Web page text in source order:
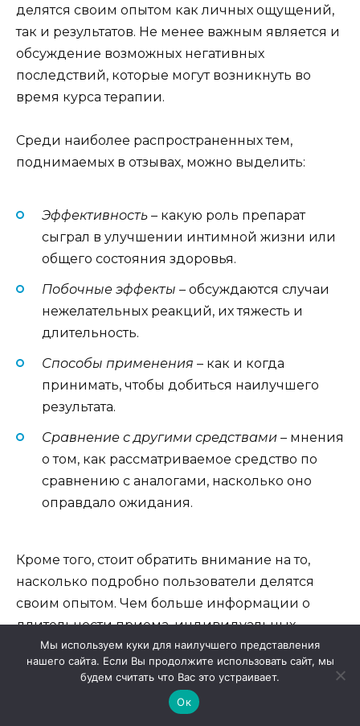
делятся своим опытом как личных ощущений,
так и результатов. Не менее важным является и
обсуждение возможных негативных
последствий, которые могут возникнуть во
время курса терапии.
Среди наиболее распространенных тем,
поднимаемых в отзывах, можно выделить:
Эффективность – какую роль препарат
сыграл в улучшении интимной жизни или
общего состояния здоровья.
Побочные эффекты – обсуждаются случаи
нежелательных реакций, их тяжесть и
длительность.
Способы применения – как и когда
принимать, чтобы добиться наилучшего
результата.
Сравнение с другими средствами – мнения
о том, как рассматриваемое средство по
сравнению с аналогами, насколько оно
оправдало ожидания.
Кроме того, стоит обратить внимание на то,
насколько подробно пользователи делятся
своим опытом. Чем больше информации о
длительности приема, индивидуальных
условиях и реакциях организма, тем более
полное представление можно составить о
Мы используем куки для наилучшего представления
нашего сайта. Если Вы продолжите использовать сайт, мы
будем считать что Вас это устраивает.
Ок